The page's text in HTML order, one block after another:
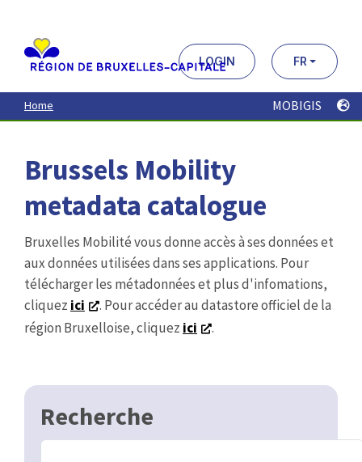
contenu
principal
LOGIN FR
Home MOBIGIS
Brussels Mobility
metadata catalogue
Bruxelles Mobilité vous donne accès à ses données et
aux données utilisées dans ses applications. Pour
télécharger les métadonnées et plus d'infomations,
cliquez ici
. Pour accéder au datastore officiel de la
région Bruxelloise, cliquez ici .
Recherche